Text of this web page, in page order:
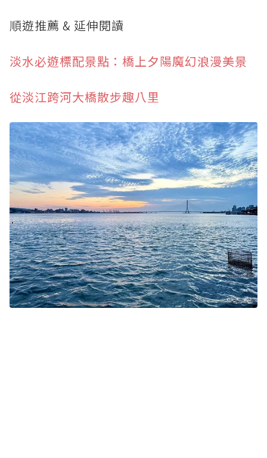
順遊推薦 & 延伸閱讀
淡水必遊標配景點：橋上夕陽魔幻浪漫美景
從淡江跨河大橋散步趣八里